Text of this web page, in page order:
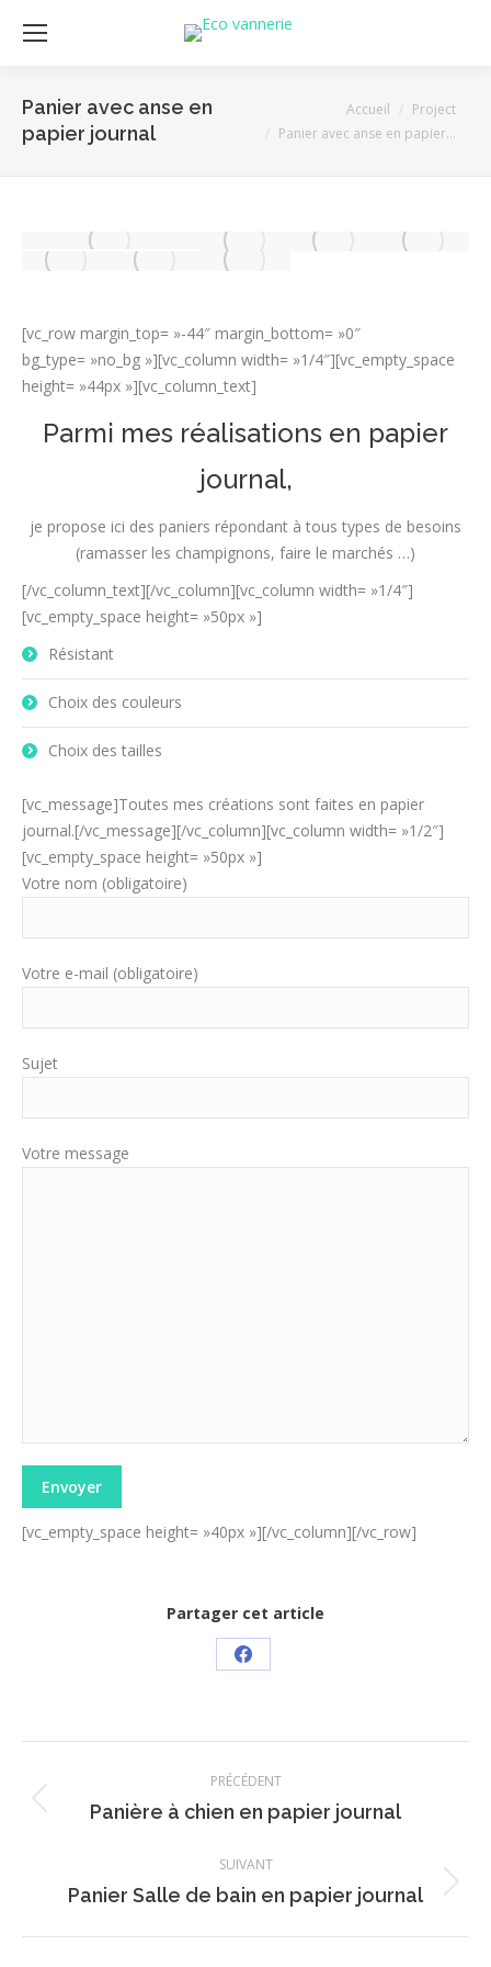
Panier avec anse en
papier journal
Accueil
Project
Panier avec anse en papier…
[vc_row margin_top= »-44″ margin_bottom= »0″
bg_type= »no_bg »][vc_column width= »1/4″][vc_empty_space
height= »44px »][vc_column_text]
Parmi mes réalisations en papier
journal,
je propose ici des paniers répondant à tous types de besoins
(ramasser les champignons, faire le marchés …)
[/vc_column_text][/vc_column][vc_column width= »1/4″]
[vc_empty_space height= »50px »]
Résistant
Choix des couleurs
Choix des tailles
[vc_message]Toutes mes créations sont faites en papier
journal.[/vc_message][/vc_column][vc_column width= »1/2″]
[vc_empty_space height= »50px »]
Votre nom (obligatoire)
Votre e-mail (obligatoire)
Sujet
Votre message
[vc_empty_space height= »40px »][/vc_column][/vc_row]
Partager cet article
Partager
Facebook
de
commentaire
PRÉCÉDENT
Onglet
Panière à chien en papier journal
SUIVANT
Projets
Panier Salle de bain en papier journal